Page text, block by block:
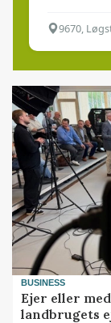
9670,
BUSINESS
Ejer eller
landbrugets